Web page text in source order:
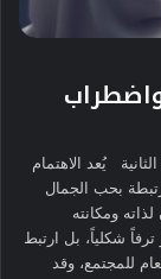
يُعد الاهتمام
بحب الجمال
ومكانته
شكلياً، بل ارتبط
للمجتمع، وقد